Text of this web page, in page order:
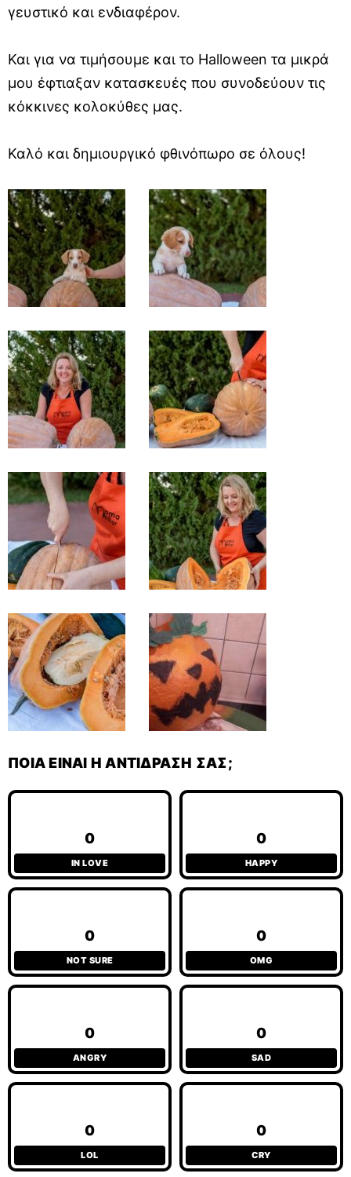
γευστικό και ενδιαφέρον.
Και για να τιμήσουμε και το Halloween τα μικρά
μου έφτιαξαν κατασκευές που συνοδεύουν τις
κόκκινες κολοκύθες μας.
Καλό και δημιουργικό φθινόπωρο σε όλους!
ΠΟΙΑ ΕΊΝΑΙ Η ΑΝΤΊΔΡΑΣΉ ΣΑΣ;
0
IN LOVE
0
HAPPY
0
NOT SURE
0
OMG
0
ANGRY
0
SAD
0
LOL
0
CRY